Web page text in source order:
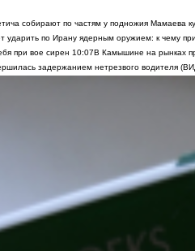
собирают по частям у подножия Мамаева
ударить по Ирану ядерным оружием: к чему
при вое сирен 10:07В Камышине на рынках
задержанием нетрезвого водителя